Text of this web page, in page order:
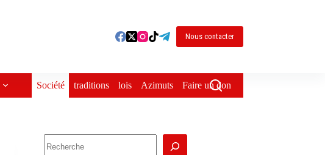
Nous contacter
Société traditions lois Azimuts Faire un don